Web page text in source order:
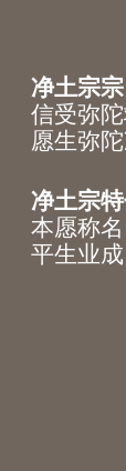
净土宗
信受弥
愿生弥
净土宗
本愿称
平生业